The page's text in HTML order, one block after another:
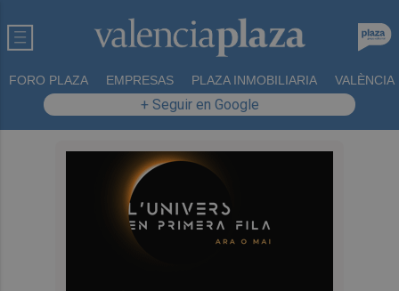
FORO PLAZA EMPRESAS PLAZA INMOBILIARIA VALÈNCIA
+ Seguir en Google